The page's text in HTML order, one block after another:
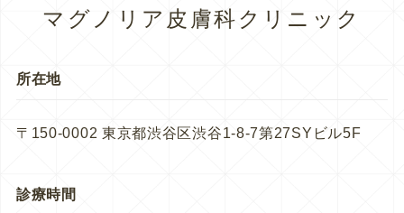
マグノリア皮膚科クリニック
所在地
〒150-0002 東京都渋谷区渋谷1-8-7第27SYビル5F
診療時間